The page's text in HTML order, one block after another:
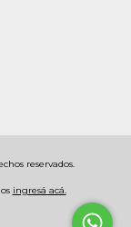
reservados.
ingresá acá.